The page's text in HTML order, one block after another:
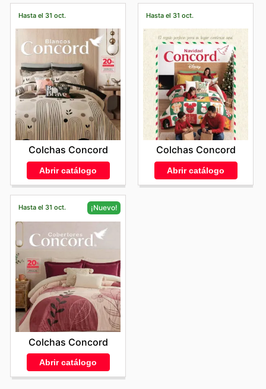
Hasta el 31 oct.
Colchas Concord
Abrir catálogo
Hasta el 31 oct.
Colchas Concord
Abrir catálogo
Hasta el 31 oct. ¡Nuevo!
Colchas Concord
Abrir catálogo